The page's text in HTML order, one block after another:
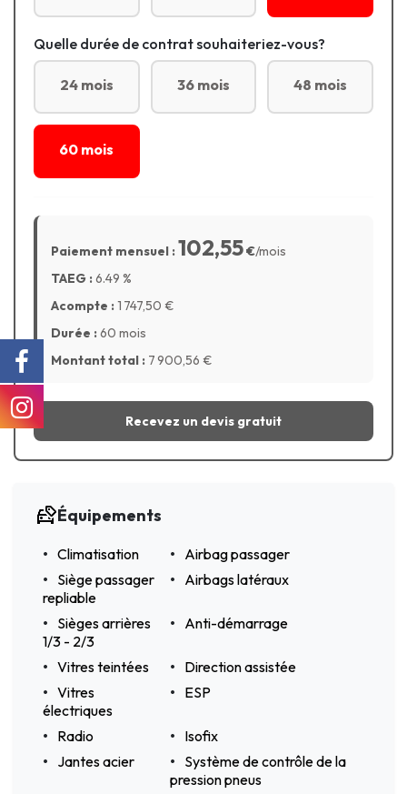
Quelle durée de contrat souhaiteriez-vous?
24 mois 36 mois 48 mois
60 mois
Paiement mensuel :102,55€/mois
TAEG :6.49 %
Acompte :1 747,50 €
Durée :60 mois
Montant total : 7 900,56 €
Recevez un devis gratuit
Équipements
Climatisation
Airbag passager
Siège passager
repliable
Airbags latéraux
Sièges arrières
1/3 - 2/3
Anti-démarrage
Vitres teintées
Direction assistée
Vitres
électriques
ESP
Radio
Isofix
Jantes acier
Système de contrôle de la
pression pneus